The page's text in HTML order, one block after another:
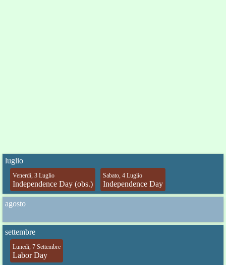
luglio
Venerdì, 3 Luglio
Independence Day (obs.)
Sabato, 4 Luglio
Independence Day
agosto
settembre
Lunedi, 7 Settembre
Labor Day